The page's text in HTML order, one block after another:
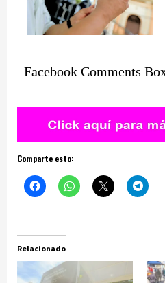
Facebook Comments
Comparte esto:
Relacionado